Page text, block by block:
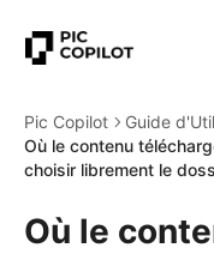
Pic Copilot
Guide
Où le contenu
choisir librement le
Où le